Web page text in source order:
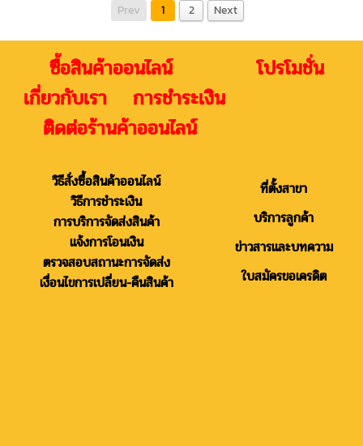
Prev 1 2 Next
ซื้อสินค้าออนไลน์ โปรโมชั่น
เกี่ยวกับเรา การชำระเงิน
ติดต่อร้านค้าออนไลน์
วิธีสั่งซื้อสินค้าออนไลน์
วิธีการชำระเงิน
การบริการจัดส่งสินค้า
แจ้งการโอนเงิน
ตรวจสอบสถานะการจัดส่ง
เงื่อนไขการเปลี่ยน-คืนสินค้า
ที่ตั้งสาขา
บริการลูกค้า
ข่าวสารและบทความ
ใบสมัครขอเครดิต